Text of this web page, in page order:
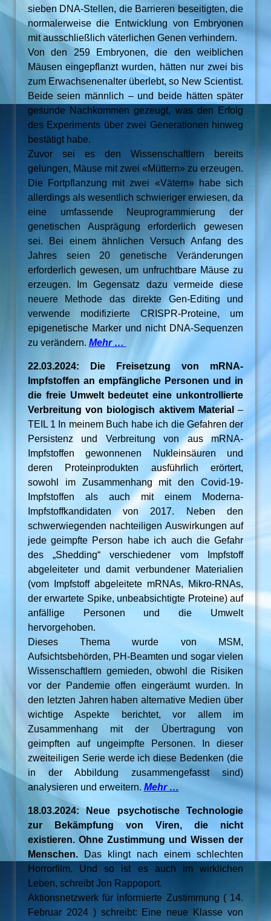
sieben DNA-Stellen, die Barrieren beseitigten, die
normalerweise die Entwicklung von Embryonen
mit ausschließlich väterlichen Genen verhindern.
Von den 259 Embryonen, die den weiblichen
Mäusen eingepflanzt wurden, hätten nur zwei bis
zum Erwachsenenalter überlebt, so New Scientist.
Beide seien männlich – und beide hätten später
gesunde Nachkommen gezeugt, was den Erfolg
des Experiments über zwei Generationen hinweg
bestätigt habe.
Zuvor sei es den Wissenschaftlern bereits
gelungen, Mäuse mit zwei «Müttern» zu erzeugen.
Die Fortpflanzung mit zwei «Vätern» habe sich
allerdings als wesentlich schwieriger erwiesen, da
eine umfassende Neuprogrammierung der
genetischen Ausprägung erforderlich gewesen
sei. Bei einem ähnlichen Versuch Anfang des
Jahres seien 20 genetische Veränderungen
erforderlich gewesen, um unfruchtbare Mäuse zu
erzeugen. Im Gegensatz dazu vermeide diese
neuere Methode das direkte Gen-Editing und
verwende modifizierte CRISPR-Proteine, um
epigenetische Marker und nicht DNA-Sequenzen
zu verändern. Mehr …
22.03.2024: Die Freisetzung von mRNA-
Impfstoffen an empfängliche Personen und in
die freie Umwelt bedeutet eine unkontrollierte
Verbreitung von biologisch aktivem Material–
TEIL 1 In meinem Buch habe ich die Gefahren der
Persistenz und Verbreitung von aus mRNA-
Impfstoffen gewonnenen Nukleinsäuren und
deren Proteinprodukten ausführlich erörtert,
sowohl im Zusammenhang mit den Covid-19-
Impfstoffen als auch mit einem Moderna-
Impfstoffkandidaten von 2017. Neben den
schwerwiegenden nachteiligen Auswirkungen auf
jede geimpfte Person habe ich auch die Gefahr
des „Shedding“ verschiedener vom Impfstoff
abgeleiteter und damit verbundener Materialien
(vom Impfstoff abgeleitete mRNAs, Mikro-RNAs,
der erwartete Spike, unbeabsichtigte Proteine) auf
anfällige Personen und die Umwelt
hervorgehoben.
Dieses Thema wurde von MSM,
Aufsichtsbehörden, PH-Beamten und sogar vielen
Wissenschaftlern gemieden, obwohl die Risiken
vor der Pandemie offen eingeräumt wurden. In
den letzten Jahren haben alternative Medien über
wichtige Aspekte berichtet, vor allem im
Zusammenhang mit der Übertragung von
geimpften auf ungeimpfte Personen. In dieser
zweiteiligen Serie werde ich diese Bedenken (die
in der Abbildung zusammengefasst sind)
analysieren und erweitern. Mehr …
18.03.2024: Neue psychotische Technologie
zur Bekämpfung von Viren, die nicht
existieren. Ohne Zustimmung und Wissen der
Menschen.Das klingt nach einem schlechten
Horrorfilm. Und so ist es auch im wirklichen
Leben, schreibt Jon Rappoport.
Aktionsnetzwerk für informierte Zustimmung ( 14.
Februar 2024 ) schreibt: Eine neue Klasse von